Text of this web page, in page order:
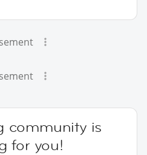
community is
for you!